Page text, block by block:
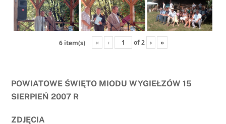
6 item(s) « ‹ of2 › »
POWIATOWE ŚWIĘTO MIODU WYGIEŁZÓW 15
SIERPIEŃ 2007 R
ZDJĘCIA